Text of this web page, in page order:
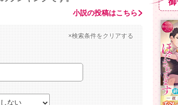
小説の投稿はこちら
×検索条件をクリアする